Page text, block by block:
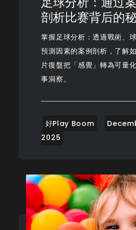
剖析比赛背后的
掌握足球分析：透過戰術、
預測因素的案例剖析，了解
片復盤把「感覺」轉為可量
事洞察。